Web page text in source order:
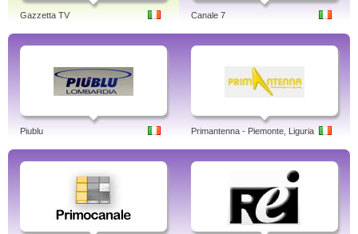
Gazzetta TV Canale 7
Piublu Primantenna - Piemonte, Liguria